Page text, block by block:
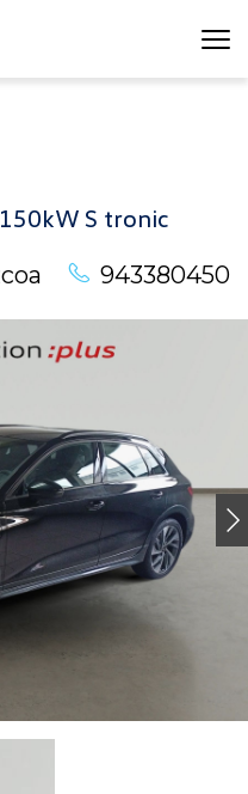
S tronic
943380450